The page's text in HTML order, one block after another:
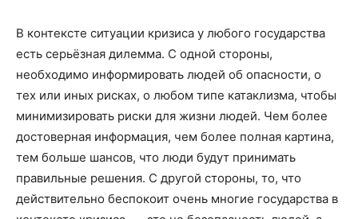
В контексте ситуации кризиса у любого государства
есть серьёзная дилемма. С одной стороны,
необходимо информировать людей об опасности, о
тех или иных рисках, о любом типе катаклизма, чтобы
минимизировать риски для жизни людей. Чем более
достоверная информация, чем более полная картина,
тем больше шансов, что люди будут принимать
правильные решения. С другой стороны, то, что
действительно беспокоит очень многие государства в